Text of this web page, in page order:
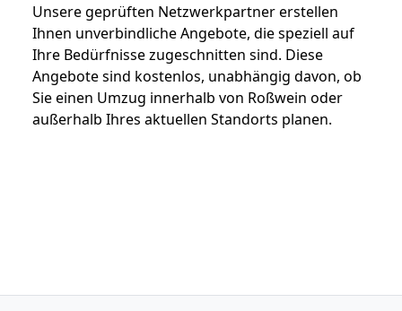
Unsere geprüften Netzwerkpartner erstellen
Ihnen unverbindliche Angebote, die speziell auf
Ihre Bedürfnisse zugeschnitten sind. Diese
Angebote sind kostenlos, unabhängig davon, ob
Sie einen Umzug innerhalb von Roßwein oder
außerhalb Ihres aktuellen Standorts planen.